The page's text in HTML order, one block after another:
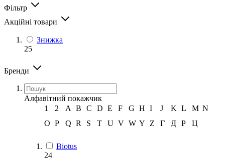
Фільтр
Акційні товари
Знижка
25
Бренди
Алфавітний покажчик
1
2 A B C D E F G H I J K L M N
O P Q R S T U V W Y Z Г Д Р Ц
Biotus
24